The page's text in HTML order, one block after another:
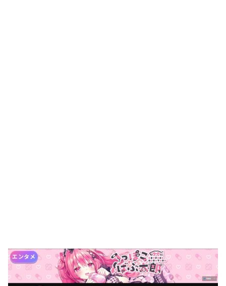
エンタメ